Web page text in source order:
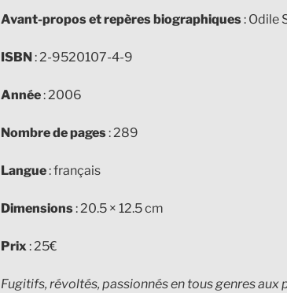
Avant-propos et repères biographiques: Odile
ISBN: 2-9520107-4-9
Année: 2006
Nombre de pages: 289
Langue: français
Dimensions: 20.5 × 12.5 cm
Prix: 25€
Fugitifs, révoltés, passionnés en tous genres aux